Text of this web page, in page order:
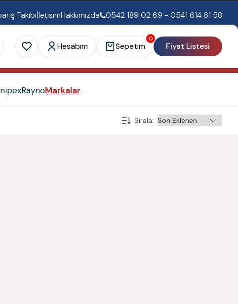
TakibiİletisimHakkımızda 0542 189 02 69 - 0541 614 61 58
Hesabım
0
Sepetim Fiyat Listesi
RaynoMarkalar
Sırala: